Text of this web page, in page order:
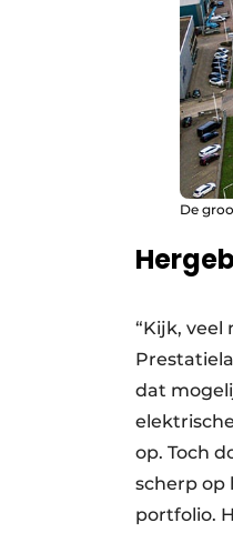
De
“Kijk,
dat
op. Toch
scherp op
portfolio.